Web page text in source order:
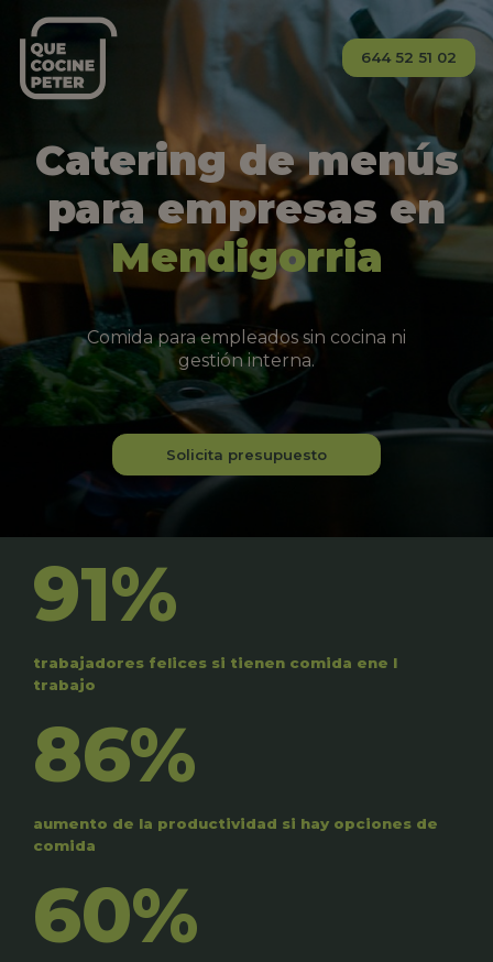
644 52 51 02
Catering de menús
para empresas en
Mendigorria
Comida para empleados sin cocina ni
gestión interna.
Solicita presupuesto
91%
trabajadores felices si tienen comida ene l
trabajo
86%
aumento de la productividad si hay opciones de
comida
60%